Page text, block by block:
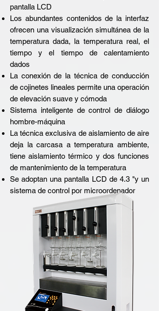
pantalla LCD
Los abundantes contenidos de la interfaz
ofrecen una visualización simultánea de la
temperatura dada, la temperatura real, el
tiempo y el tiempo de calentamiento
dados
La conexión de la técnica de conducción
de cojinetes lineales permite una operación
de elevación suave y cómoda
Sistema inteligente de control de diálogo
hombre-máquina
La técnica exclusiva de aislamiento de aire
deja la carcasa a temperatura ambiente,
tiene aislamiento térmico y dos funciones
de mantenimiento de la temperatura
Se adoptan una pantalla LCD de 4.3 "y un
sistema de control por microordenador